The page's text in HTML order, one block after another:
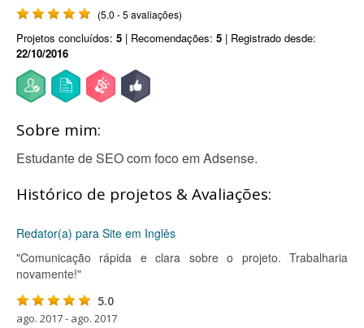
(5.0 - 5 avaliações)
Projetos concluídos: 5 | Recomendações: 5 | Registrado desde:
22/10/2016
Sobre mim:
Estudante de SEO com foco em Adsense.
Histórico de projetos & Avaliações:
Redator(a) para Site em Inglês
"Comunicação rápida e clara sobre o projeto. Trabalharia
novamente!"
5.0
ago. 2017 - ago. 2017